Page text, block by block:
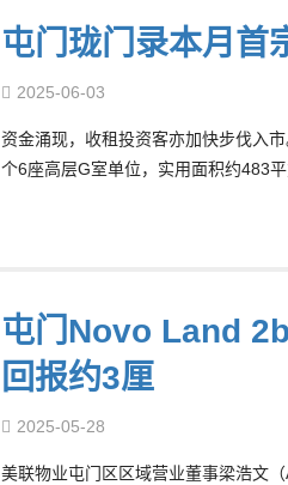
屯门珑门录本月首
2025-06-03
资金涌现，收租投资客亦加快步伐入
个6座高层G室单位，实用面积约483
屯门Novo Land
回报约3厘
2025-05-28
美联物业屯门区区域营业董事梁浩文